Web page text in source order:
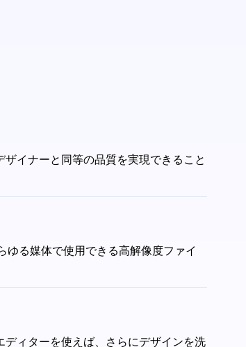
イナーと同等の品質を実現できること
る媒体で使用できる高解像度ファイ
ィターを使えば、さらにデザインを洗